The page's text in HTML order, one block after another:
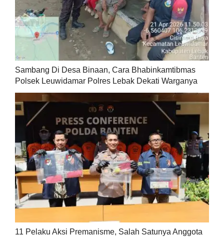
Sambang Di Desa Binaan, Cara Bhabinkamtibmas
Polsek Leuwidamar Polres Lebak Dekati Warganya
11 Pelaku Aksi Premanisme, Salah Satunya Anggota